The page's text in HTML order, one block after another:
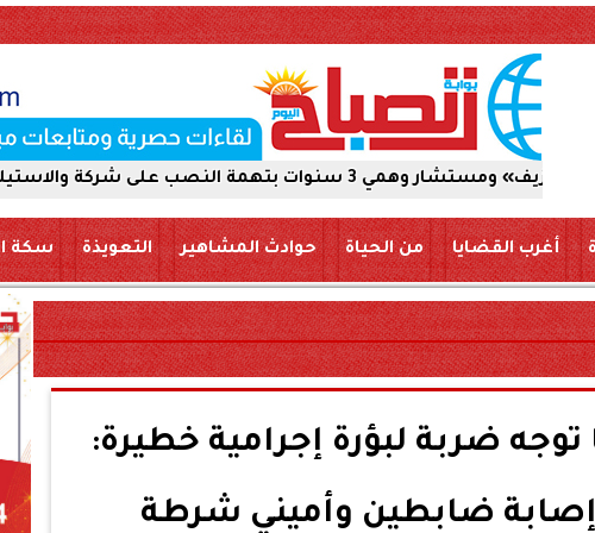
على شركة والاستيلاء على 5 ملايين جنيه
أغرب القضايا من الحياة حوادث المشاهير التعويذة سكة
توجه ضربة لبؤرة إجرامية خطيرة: